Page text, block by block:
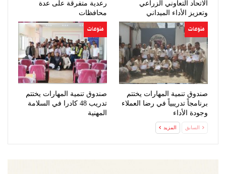
الاتحاد التعاوني الزراعي
وتعزيز الأداء الميداني
رعدية متفرقة على عدة
محافظات
منوعات
صندوق تنمية المهارات يختتم
برنامجاً تدريبياً في رضا العملاء
وجودة الأداء
منوعات
صندوق تنمية المهارات يختتم
تدريب 48 كادرا في السلامة
المهنية
السابق المزيد